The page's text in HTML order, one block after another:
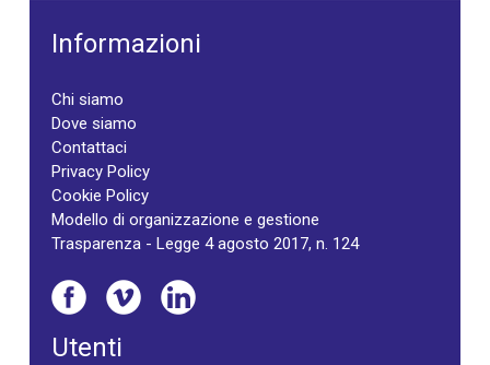
Informazioni
Chi siamo
Dove siamo
Contattaci
Privacy Policy
Cookie Policy
Modello di organizzazione e gestione
Trasparenza - Legge 4 agosto 2017, n. 124
Utenti